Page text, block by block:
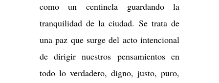
como un centinela guardando la
tranquilidad de la ciudad. Se trata de
una paz que surge del acto intencional
de dirigir nuestros pensamientos en
todo lo verdadero, digno, justo, puro,